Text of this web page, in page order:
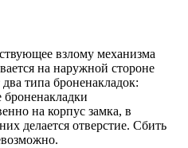
взлому механизма
на наружной стороне
типа броненакладок:
броненакладки
на корпус замка, в
делается отверстие. Сбить